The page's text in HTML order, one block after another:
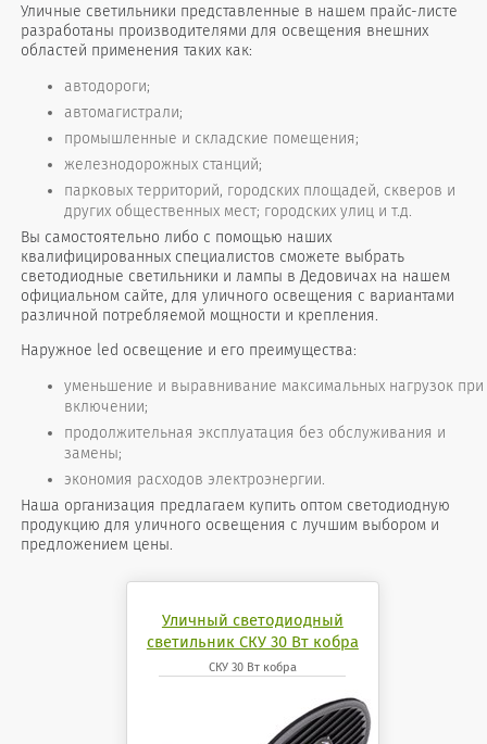
Уличные светильники представленные в нашем прайс-листе
разработаны производителями для освещения внешних
областей применения таких как:
автодороги;
автомагистрали;
промышленные и складские помещения;
железнодорожных станций;
парковых территорий, городских площадей, скверов и
других общественных мест; городских улиц и т.д.
Вы самостоятельно либо с помощью наших
квалифицированных специалистов сможете выбрать
светодиодные светильники и лампы в Дедовичах на нашем
официальном сайте, для уличного освещения с вариантами
различной потребляемой мощности и крепления.
Наружное led освещение и его преимущества:
уменьшение и выравнивание максимальных нагрузок при
включении;
продолжительная эксплуатация без обслуживания и
замены;
экономия расходов электроэнергии.
Наша организация предлагаем купить оптом светодиодную
продукцию для уличного освещения с лучшим выбором и
предложением цены.
Уличный светодиодный
светильник СКУ 30 Вт кобра
СКУ 30 Вт кобра